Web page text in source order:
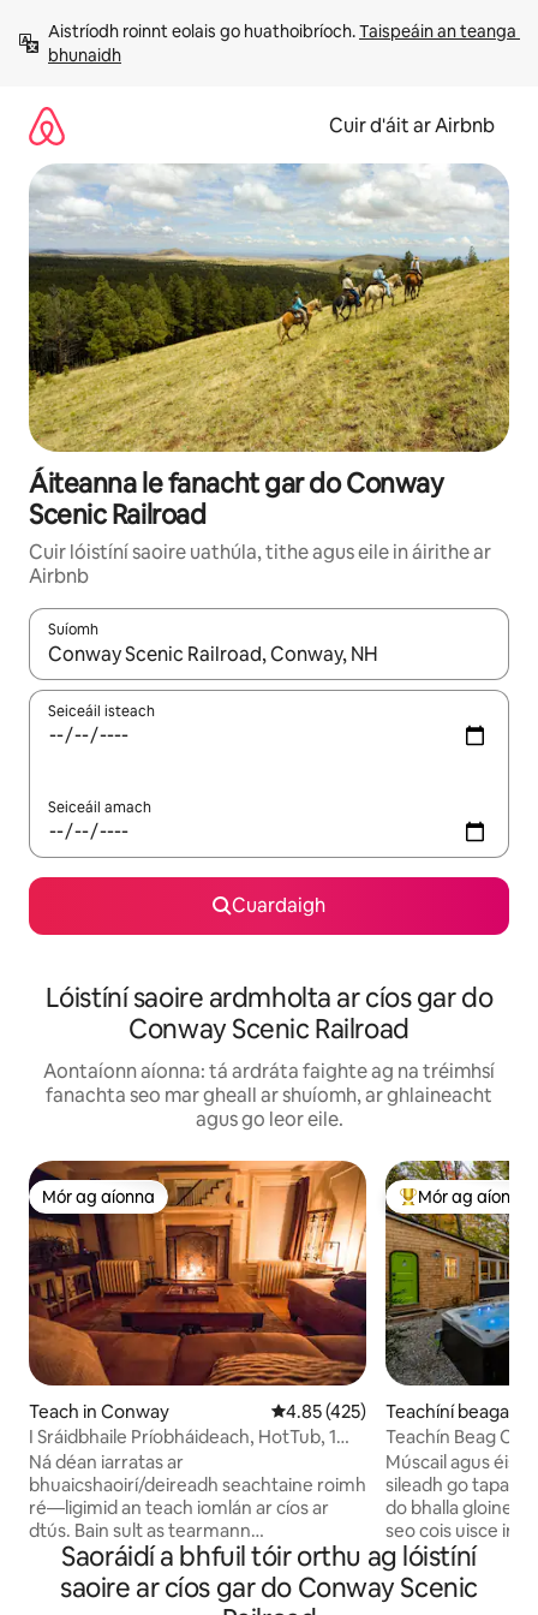
chuig
ábhar
Aistríodh roinnt eolais go huathoibríoch. Taispeáin an teanga
bhunaidh
Cuir d'áit ar Airbnb
Áiteanna le fanacht gar do Conway
Scenic Railroad
Cuir lóistíní saoire uathúla, tithe agus eile in áirithe ar
Airbnb
Suíomh
Nuair a bheidh torthaí ar fáil, déan nascleanúint le
Seiceáil isteach
Seiceáil amach
Cuardaigh
Lóistíní saoire ardmholta ar cíos gar do
Conway Scenic Railroad
Aontaíonn aíonna: tá ardráta faighte ag na tréimhsí
fanachta seo mar gheall ar shuíomh, ar ghlaineacht
agus go leor eile.
Mór ag aíonna
Mór ag aíonna
Teach in Conway Meánrátáil 4.85 as 5, 425
4.85 (425)
I Sráidbhaile Príobháideach, HotTub, 1
seomra leapa, Áit Dóiteáin
Ná déan iarratas ar
bhuaicshaoirí/deireadh seachtaine roimh
ré—ligimid an teach iomlán ar cíos ar
dtús. Bain sult as tearmann
príobháideach 1 sheomra leapa atá
díreach in aice leis an sráidbhaile le clós
príobháideach, tobán te, teallach, poll
An-mhór ag
Mór ag aíonna
Teachíní beaga in
Teachín Beag
Tobán Te agus
Múscail agus
sileadh go tapa
do bhalla gloine
seo cois uisce in
te príobháideach
an abhainn,
leaba ardaithe
Saoráidí a bhfuil tóir orthu ag lóistíní
saoire ar cíos gar do Conway Scenic